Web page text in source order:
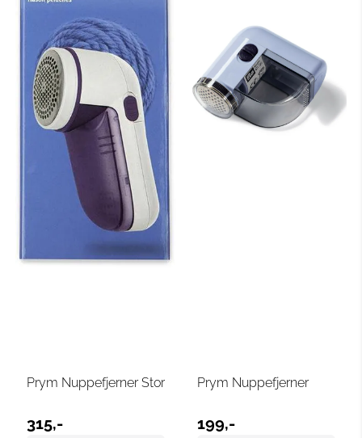
Prym Nuppefjerner Stor
315,-
Prym Nuppefjerner
199,-